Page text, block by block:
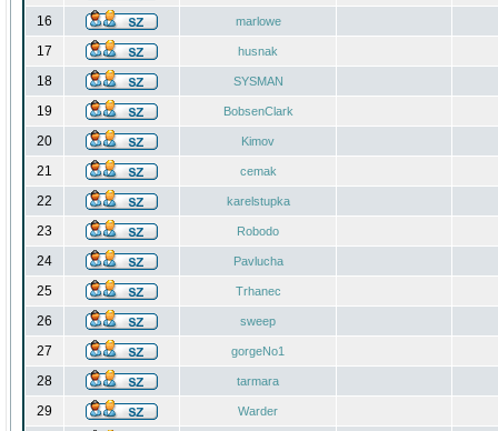
16 marlowe
17 husnak
18 SYSMAN
19 BobsenClark
20 Kimov
21 cemak
22 karelstupka
23 Robodo
24 Pavlucha
25 Trhanec
26 sweep
27 gorgeNo1
28 tarmara
29 Warder